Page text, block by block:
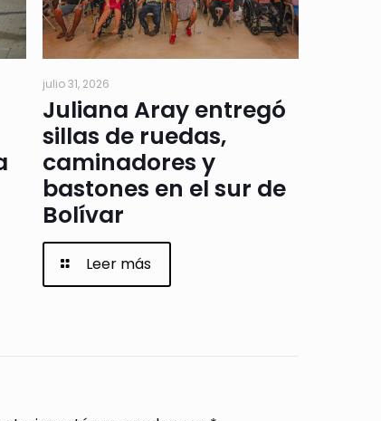
julio 31, 2026
Juliana Aray entregó
sillas de ruedas,
caminadores y
bastones en el sur de
Bolívar
Leer más